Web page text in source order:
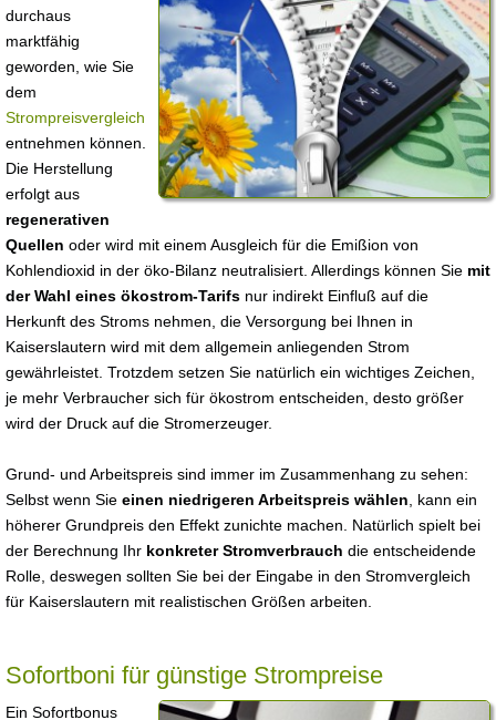
durchaus
marktfähig
geworden, wie Sie
dem
Strompreisvergleich
entnehmen können.
Die Herstellung
erfolgt aus
regenerativen
Quellen oder wird mit einem Ausgleich für die Emißion von
Kohlendioxid in der öko-Bilanz neutralisiert. Allerdings können Sie mit
der Wahl eines ökostrom-Tarifs nur indirekt Einfluß auf die
Herkunft des Stroms nehmen, die Versorgung bei Ihnen in
Kaiserslautern wird mit dem allgemein anliegenden Strom
gewährleistet. Trotzdem setzen Sie natürlich ein wichtiges Zeichen,
je mehr Verbraucher sich für ökostrom entscheiden, desto größer
wird der Druck auf die Stromerzeuger.
Grund- und Arbeitspreis sind immer im Zusammenhang zu sehen:
Selbst wenn Sie einen niedrigeren Arbeitspreis wählen , kann ein
höherer Grundpreis den Effekt zunichte machen. Natürlich spielt bei
der Berechnung Ihr konkreter Stromverbrauch die entscheidende
Rolle, deswegen sollten Sie bei der Eingabe in den Stromvergleich
für Kaiserslautern mit realistischen Größen arbeiten.
Sofortboni für günstige Strompreise
Ein Sofortbonus